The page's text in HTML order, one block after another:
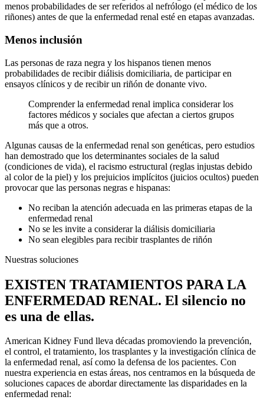
menos probabilidades de ser referidos al nefrólogo (el médico de los
riñones) antes de que la enfermedad renal esté en etapas avanzadas.
Menos inclusión
Las personas de raza negra y los hispanos tienen menos
probabilidades de recibir diálisis domiciliaria, de participar en
ensayos clínicos y de recibir un riñón de donante vivo.
Comprender la enfermedad renal implica considerar los
factores médicos y sociales que afectan a ciertos grupos
más que a otros.
Algunas causas de la enfermedad renal son genéticas, pero estudios
han demostrado que los determinantes sociales de la salud
(condiciones de vida), el racismo estructural (reglas injustas debido
al color de la piel) y los prejuicios implícitos (juicios ocultos) pueden
provocar que las personas negras e hispanas:
No reciban la atención adecuada en las primeras etapas de la
enfermedad renal
No se les invite a considerar la diálisis domiciliaria
No sean elegibles para recibir trasplantes de riñón
Nuestras soluciones
EXISTEN TRATAMIENTOS PARA LA
ENFERMEDAD RENAL. El silencio no
es una de ellas.
American Kidney Fund lleva décadas promoviendo la prevención,
el control, el tratamiento, los trasplantes y la investigación clínica de
la enfermedad renal, así como la defensa de los pacientes. Con
nuestra experiencia en estas áreas, nos centramos en la búsqueda de
soluciones capaces de abordar directamente las disparidades en la
enfermedad renal: